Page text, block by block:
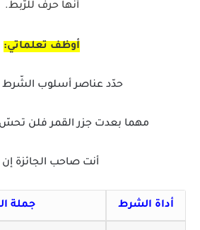
أنها حرفٌ للرَّبط.
أوظف تعلماتي:
حدّد عناصر أسلوب الشّرط
مهما بعدت جزر القمر فلن تحسّ
أنت صاحب الجائزة إن
أداة الشرط جملة